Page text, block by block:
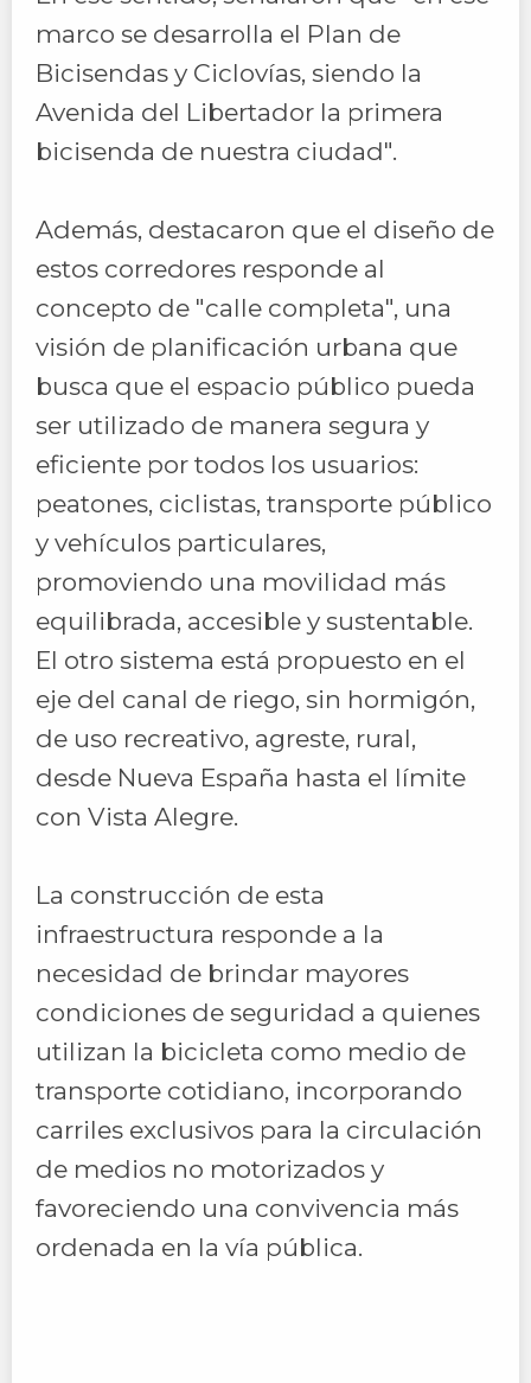
marco se desarrolla el Plan de
Bicisendas y Ciclovías, siendo la
Avenida del Libertador la primera
bicisenda de nuestra ciudad".
Además, destacaron que el diseño de
estos corredores responde al
concepto de "calle completa", una
visión de planificación urbana que
busca que el espacio público pueda
ser utilizado de manera segura y
eficiente por todos los usuarios:
peatones, ciclistas, transporte público
y vehículos particulares,
promoviendo una movilidad más
equilibrada, accesible y sustentable.
El otro sistema está propuesto en el
eje del canal de riego, sin hormigón,
de uso recreativo, agreste, rural,
desde Nueva España hasta el límite
con Vista Alegre.
La construcción de esta
infraestructura responde a la
necesidad de brindar mayores
condiciones de seguridad a quienes
utilizan la bicicleta como medio de
transporte cotidiano, incorporando
carriles exclusivos para la circulación
de medios no motorizados y
favoreciendo una convivencia más
ordenada en la vía pública.